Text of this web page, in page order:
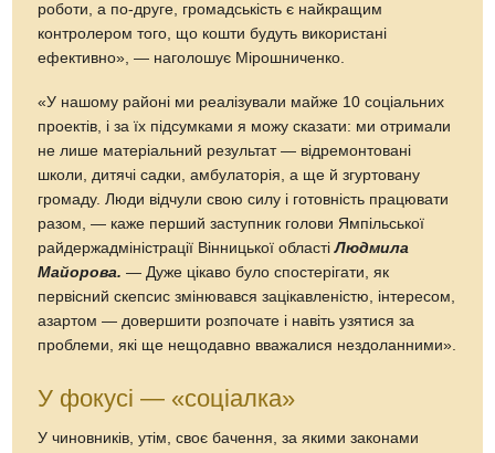
роботи, а по-друге, громадськість є найкращим
контролером того, що кошти будуть використані
ефективно», — наголошує Мірошниченко.
«У нашому районі ми реалізували майже 10 соціальних
проектів, і за їх підсумками я можу сказати: ми отримали
не лише матеріальний результат — відремонтовані
школи, дитячі садки, амбулаторія, а ще й згуртовану
громаду. Люди відчули свою силу і готовність працювати
разом, — каже перший заступник голови Ямпільської
райдержадміністрації Вінницької областіЛюдмила
Майорова. — Дуже цікаво було спостерігати, як
первісний скепсис змінювався зацікавленістю, інтересом,
азартом — довершити розпочате і навіть узятися за
проблеми, які ще нещодавно вважалися нездоланними».
У фокусі — «соціалка»
У чиновників, утім, своє бачення, за якими законами